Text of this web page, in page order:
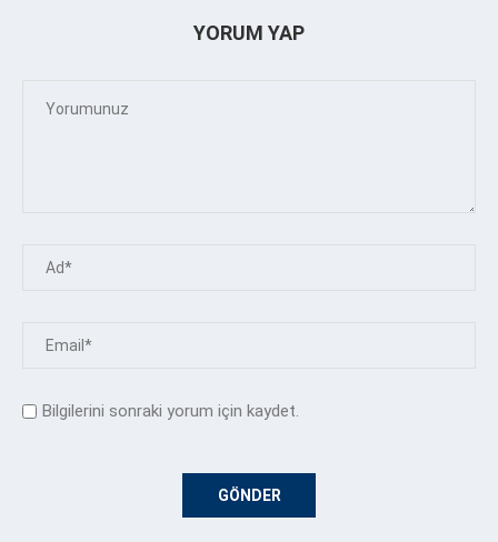
YORUM YAP
Bilgilerini sonraki yorum için kaydet.